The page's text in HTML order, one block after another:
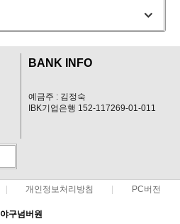
BANK INFO
예금주 : 김정숙
IBK기업은행 152-117269-01-011
개인정보처리방침 PC버전
야구넘버원